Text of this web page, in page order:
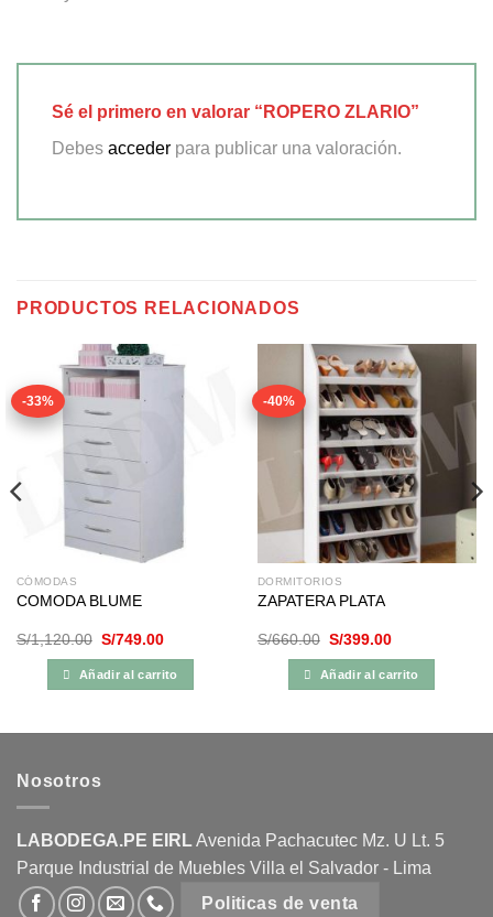
Sé el primero en valorar “ROPERO ZLARIO”
Debes acceder para publicar una valoración.
PRODUCTOS RELACIONADOS
-33%
CÓMODAS
COMODA BLUME
S/1,120.00 El
original
era:
S/749.00El
actual
es:
Añadir al carrito
-40%
DORMITORIOS
ZAPATERA PLATA
S/660.00 El
original
era:
S/399.00El
actual
es:
Añadir al carrito
Nosotros
LABODEGA.PE EIRLAvenida Pachacutec Mz. U Lt. 5
Parque Industrial de Muebles Villa el Salvador - Lima
Politicas de venta